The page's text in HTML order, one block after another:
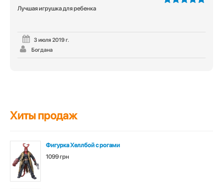
Лучшая игрушка для ребенка
3 июля 2019 г.
Богдана
Хиты продаж
Фигурка Хеллбой с рогами
1099 грн